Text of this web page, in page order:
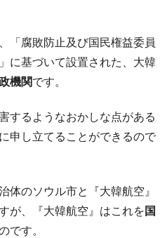
最多の清原に次いで多く打っ
取引馬が稼いだ金額とは？
「腐敗防止及び国民権益委員
に基づいて設置された、大韓
機関です。
するようなおかしな点がある
申し立てることができるので
体のソウル市と『大韓航空』
が、『大韓航空』はこれを 国
です。